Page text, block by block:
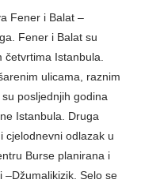
Fener i Balat –
Fener i Balat su
Istanbula.
ulicama, raznim
posljednjih godina
Istanbula. Druga
cjelodnevni odlazak u
Burse planirana i
–Džumalikizik. Selo se